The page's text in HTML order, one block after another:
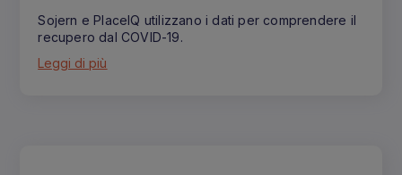
Sojern e PlaceIQ utilizzano i dati per comprendere il
recupero dal COVID-19.
Leggi di più